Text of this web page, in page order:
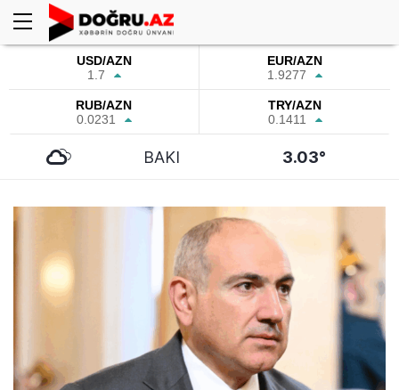
USD/AZN
1.7
EUR/AZN
1.9277
RUB/AZN
0.0231
TRY/AZN
0.1411
BAKI 3.03°